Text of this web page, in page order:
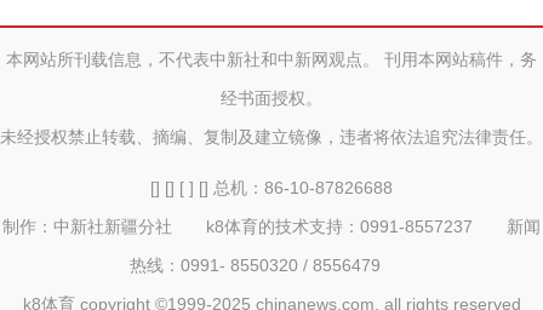
然遗产日”展演活动
本网站所刊载信息，不代表中新社和中新网观点。 刊用本网站稿件，务
经书面授权。
未经授权禁止转载、摘编、复制及建立镜像，违者将依法追究法律责任。
[] [] [ ] [] 总机：86-10-87826688
制作：中新社新疆分社 k8体育的技术支持：0991-8557237 新闻
热线：0991- 8550320 / 8556479
k8体育 copyright ©1999-2025 chinanews.com. all rights reserved